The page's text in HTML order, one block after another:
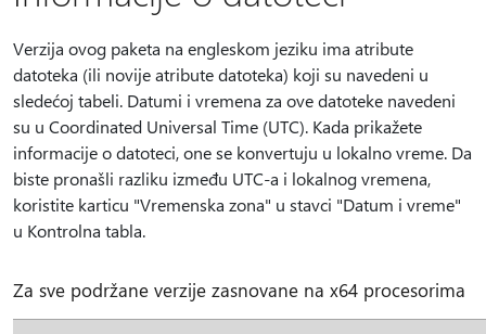
Verzija ovog paketa na engleskom jeziku ima atribute
datoteka (ili novije atribute datoteka) koji su navedeni u
sledećoj tabeli. Datumi i vremena za ove datoteke navedeni
su u Coordinated Universal Time (UTC). Kada prikažete
informacije o datoteci, one se konvertuju u lokalno vreme. Da
biste pronašli razliku između UTC-a i lokalnog vremena,
koristite karticu "Vremenska zona" u stavci "Datum i vreme"
u Kontrolna tabla.
Za sve podržane verzije zasnovane na x64 procesorima